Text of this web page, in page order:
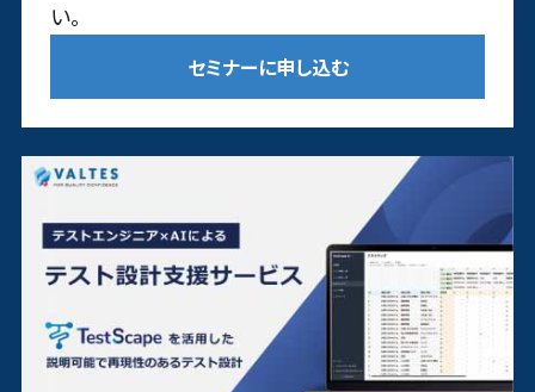
い。
セミナーに申し込む